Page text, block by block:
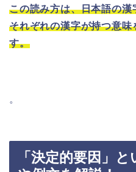
この読み方は、日本語の
それぞれの漢字が持つ意
す。
。
「決定的要因」